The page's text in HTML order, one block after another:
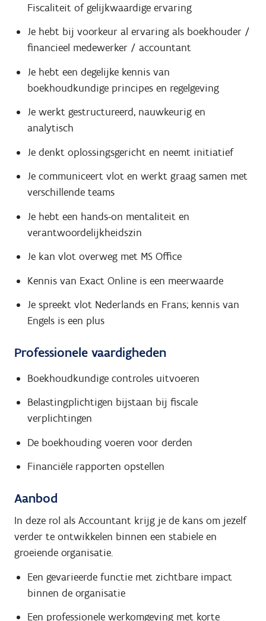
Fiscaliteit of gelijkwaardige ervaring
Je hebt bij voorkeur al ervaring als boekhouder /
financieel medewerker / accountant
Je hebt een degelijke kennis van
boekhoudkundige principes en regelgeving
Je werkt gestructureerd, nauwkeurig en
analytisch
Je denkt oplossingsgericht en neemt initiatief
Je communiceert vlot en werkt graag samen met
verschillende teams
Je hebt een hands-on mentaliteit en
verantwoordelijkheidszin
Je kan vlot overweg met MS Office
Kennis van Exact Online is een meerwaarde
Je spreekt vlot Nederlands en Frans; kennis van
Engels is een plus
Professionele vaardigheden
Boekhoudkundige controles uitvoeren
Belastingplichtigen bijstaan bij fiscale
verplichtingen
De boekhouding voeren voor derden
Financiële rapporten opstellen
Aanbod
In deze rol als Accountant krijg je de kans om jezelf
verder te ontwikkelen binnen een stabiele en
groeiende organisatie.
Een gevarieerde functie met zichtbare impact
binnen de organisatie
Een professionele werkomgeving met korte